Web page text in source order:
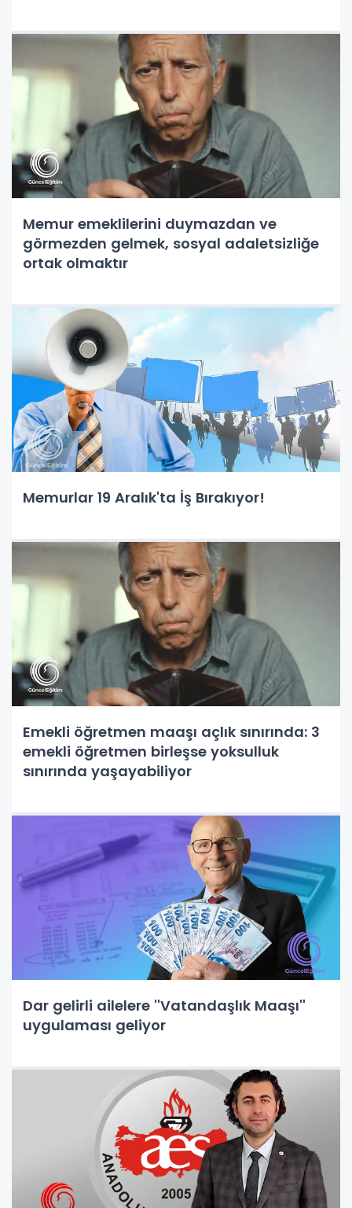
Memur emeklilerini duymazdan ve
görmezden gelmek, sosyal adaletsizliğe
ortak olmaktır
Memurlar 19 Aralık'ta İş Bırakıyor!
Emekli öğretmen maaşı açlık sınırında: 3
emekli öğretmen birleşse yoksulluk
sınırında yaşayabiliyor
Dar gelirli ailelere ''Vatandaşlık Maaşı''
uygulaması geliyor